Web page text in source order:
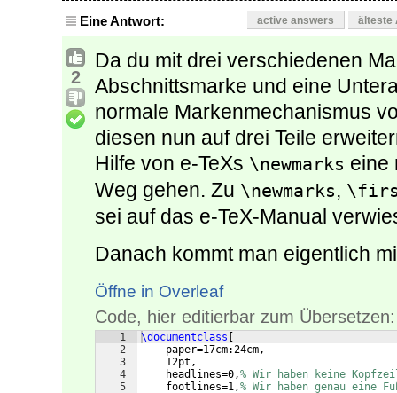
Eine Antwort: active answers älteste
2
Da du mit drei verschiedenen
Abschnittsmarke und eine
normale Markenmechanismus
diesen nun auf drei Teile
Hilfe von e-TeXs \newmarks eine
Weg gehen. Zu \newmarks,
sei auf das e-TeX-Manual
Danach kommt man eigentlich
Öffne in Overleaf
Code, hier editierbar zum Übersetzen:
1
2
3
4
5
\documentclass
    paper=17cm:24cm,
    12pt,
    headlines=0,
% Wir haben keine
    footlines=1,
% Wir haben genau eine